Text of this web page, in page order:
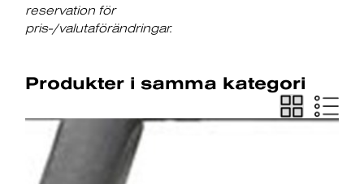
reservation för
pris-/valutaförändringar.
Produkter i samma kategori